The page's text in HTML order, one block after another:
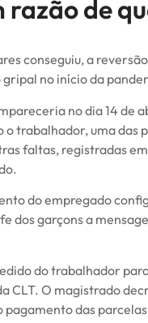
razão de
conseguiu, a
no início da
no dia 14 de
trabalhador, uma das
faltas, registradas
do empregado
dos garçons a
do trabalhador
CLT. O magistrado
pagamento das